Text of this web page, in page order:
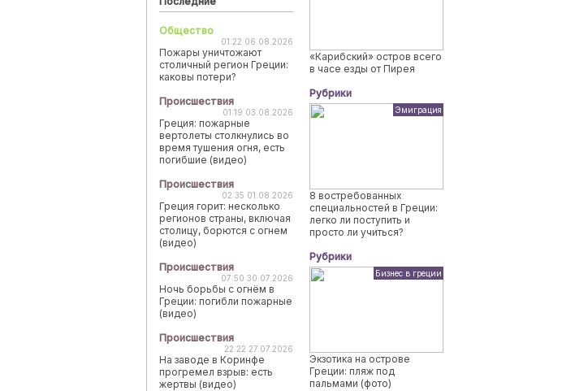
Общество
01:22 06.08.2026
Пожары уничтожают
столичный регион Греции:
каковы потери?
Происшествия
01:19 03.08.2026
Греция: пожарные
вертолеты столкнулись во
время тушения огня, есть
погибшие (видео)
Происшествия
02:35 01.08.2026
Греция горит: несколько
регионов страны, включая
столицу, борются с огнем
(видео)
Происшествия
07:50 30.07.2026
Ночь борьбы с огнём в
Греции: погибли пожарные
(видео)
Происшествия
22:22 27.07.2026
На заводе в Коринфе
прогремел взрыв: есть
жертвы (видео)
«Карибский» остров всего
в часе езды от Пирея
Рубрики
Эмиграция
8 востребованных
специальностей в Греции:
легко ли поступить и
просто ли учиться?
Рубрики
Бизнес в греции
Экзотика на острове
Греции: пляж под
пальмами (фото)